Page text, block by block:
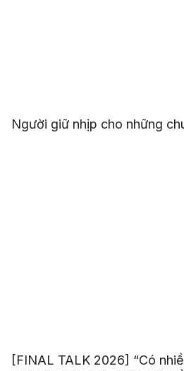
Người giữ nhịp cho những
[FINAL TALK 2026] “Có